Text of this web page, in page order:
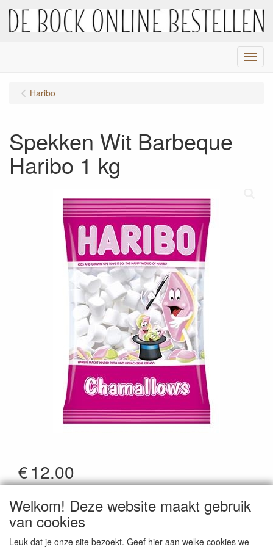
Menu
Haribo
Spekken Wit Barbeque
Haribo 1 kg
€12.00
*Prijzen zijn inclusief btw
Artikelcode: Haribo39615
Welkom! Deze website maakt gebruik
van cookies
Leuk dat je onze site bezoekt. Geef hier aan welke cookies we